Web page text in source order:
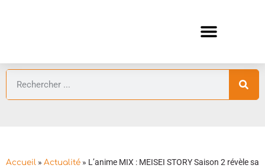
Accueil » Actualité » L’anime MIX : MEISEI STORY Saison 2 révèle sa